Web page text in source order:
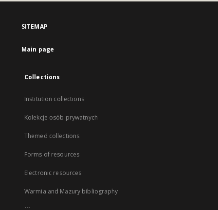
SITEMAP
Main page
Collections
Institution collections
Kolekcje osób prywatnych
Themed collections
Forms of resources
Electronic resources
Warmia and Mazury bibliography
...